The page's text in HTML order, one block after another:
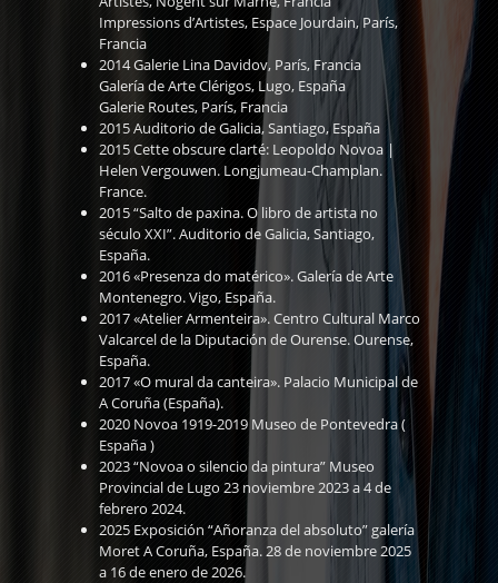
Impressions d’Artistes, Espace Jourdain, París,
Francia
2014 Galerie Lina Davidov, París, Francia
Galería de Arte Clérigos, Lugo, España
Galerie Routes, París, Francia
2015 Auditorio de Galicia, Santiago, España
2015 Cette obscure clarté: Leopoldo Novoa |
Helen Vergouwen. Longjumeau-Champlan.
France.
2015 “Salto de paxina. O libro de artista no
século XXI”. Auditorio de Galicia, Santiago,
España.
2016 «Presenza do matérico». Galería de Arte
Montenegro. Vigo, España.
2017 «Atelier Armenteira». Centro Cultural Marco
Valcarcel de la Diputación de Ourense. Ourense,
España.
2017 «O mural da canteira». Palacio Municipal de
A Coruña (España).
2020 Novoa 1919-2019 Museo de Pontevedra (
España )
2023 “Novoa o silencio da pintura” Museo
Provincial de Lugo 23 noviembre 2023 a 4 de
febrero 2024.
2025 Exposición “Añoranza del absoluto” galería
Moret A Coruña, España. 28 de noviembre 2025
a 16 de enero de 2026.